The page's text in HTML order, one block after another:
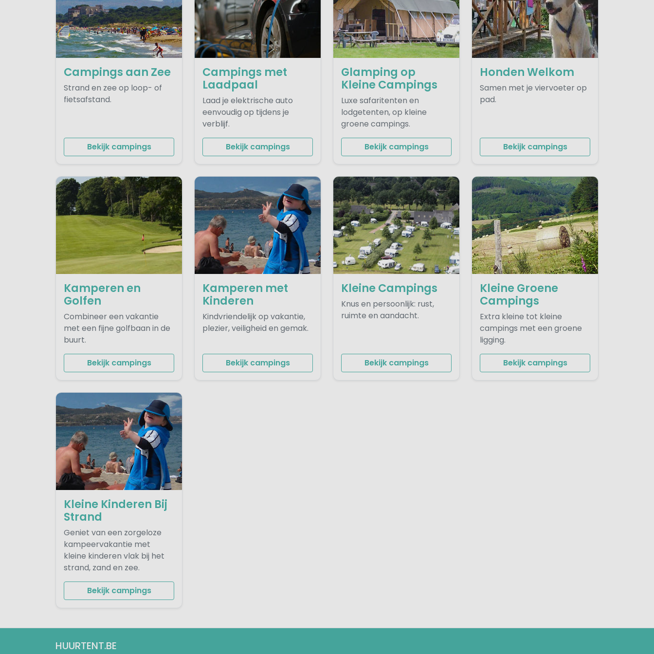
Campings aan Zee
Strand en zee op loop- of
fietsafstand.
Bekijk campings
Campings met
Laadpaal
Laad je elektrische auto
eenvoudig op tijdens je
verblijf.
Bekijk campings
Glamping op
Kleine Campings
Luxe safaritenten en
lodgetenten, op kleine
groene campings.
Bekijk campings
Honden Welkom
Samen met je viervoeter op
pad.
Bekijk campings
Kamperen en
Golfen
Combineer een vakantie
met een fijne golfbaan in de
buurt.
Bekijk campings
Kamperen met
Kinderen
Kindvriendelijk op vakantie,
plezier, veiligheid en gemak.
Bekijk campings
Kleine Campings
Knus en persoonlijk: rust,
ruimte en aandacht.
Bekijk campings
Kleine Groene
Campings
Extra kleine tot kleine
campings met een groene
ligging.
Bekijk campings
Kleine Kinderen Bij
Strand
Geniet van een zorgeloze
kampeervakantie met
kleine kinderen vlak bij het
strand, zand en zee.
Bekijk campings
HUURTENT.BE